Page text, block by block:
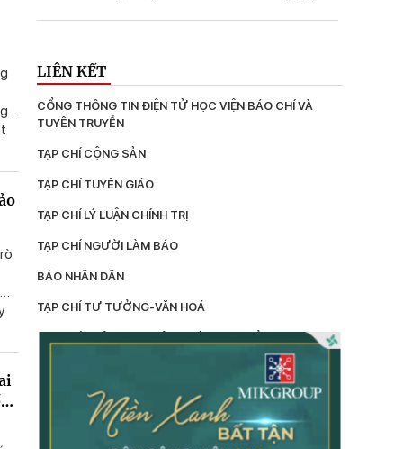
LIÊN KẾT
CỔNG THÔNG TIN ĐIỆN TỬ HỌC VIỆN BÁO CHÍ VÀ
TUYÊN TRUYỀN
TẠP CHÍ CỘNG SẢN
TẠP CHÍ TUYÊN GIÁO
TẠP CHÍ LÝ LUẬN CHÍNH TRỊ
TẠP CHÍ NGƯỜI LÀM BÁO
BÁO NHÂN DÂN
TẠP CHÍ TƯ TƯỞNG-VĂN HOÁ
TẠP CHÍ KIỂM TRA
TẠP CHÍ XÂY DỰNG ĐẢNG